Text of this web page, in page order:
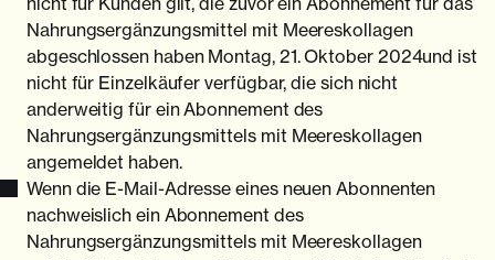
Nahrungsergänzungsmittel mit Meereskollagen
abgeschlossen haben Montag, 21. Oktober 2024und ist
nicht für Einzelkäufer verfügbar, die sich nicht
anderweitig für ein Abonnement des
Nahrungsergänzungsmittels mit Meereskollagen
angemeldet haben.
Wenn die E-Mail-Adresse eines neuen Abonnenten
nachweislich ein Abonnement des
Nahrungsergänzungsmittels mit Meereskollagen